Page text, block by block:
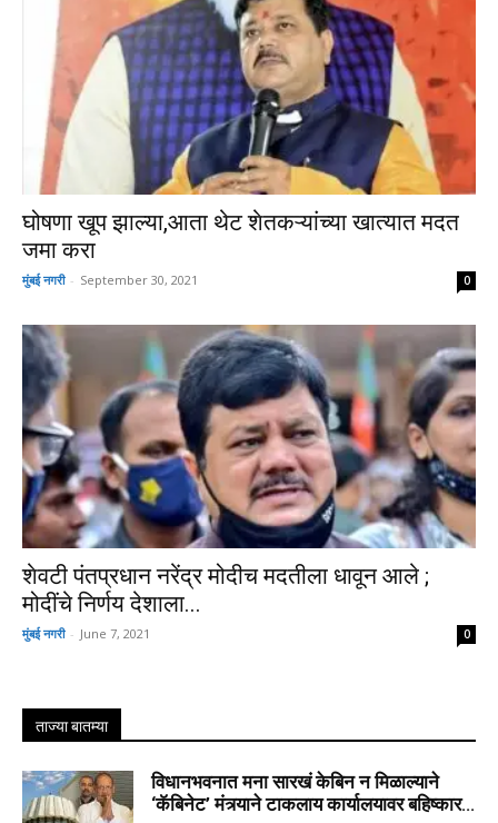
घोषणा खूप झाल्या,आता थेट शेतकऱ्यांच्या खात्यात मदत
जमा करा
मुंबई नगरी - September 30, 2021 0
शेवटी पंतप्रधान नरेंद्र मोदीच मदतीला धावून आले ;
मोदींचे निर्णय देशाला...
मुंबई नगरी - June 7, 2021 0
ताज्या बातम्या
विधानभवनात मना सारखं केबिन न मिळाल्याने
‘कॅबिनेट’ मंत्र्याने टाकलाय कार्यालयावर बहिष्कार...